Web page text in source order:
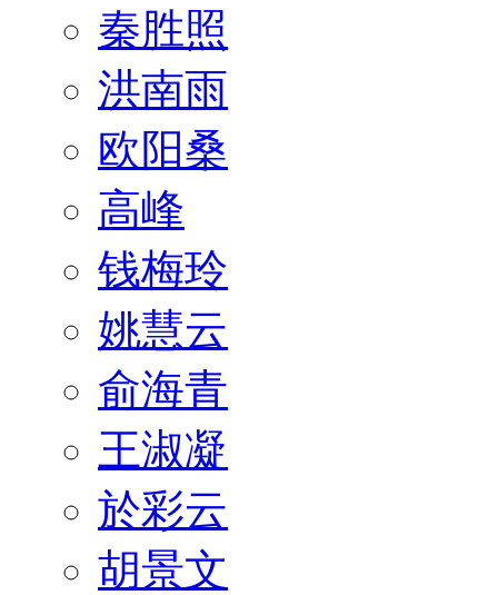
秦胜照
洪南雨
欧阳桑
高峰
钱梅玲
姚慧云
俞海青
王淑凝
於彩云
胡景文